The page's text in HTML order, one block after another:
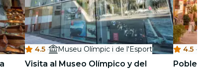
4.5 · Museu Olímpic i de l'Esport
Visita al Museo Olímpico y del
4.5 ·
Poble